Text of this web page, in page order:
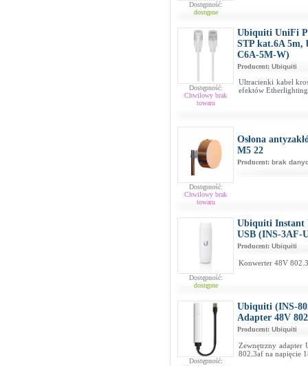
Dostępność:
dostępne
Dostępność:
Chwilowy brak
towaru
Ubiquiti UniFi
STP kat.6A 5m,
C6A-5M-W)
Producent: Ubiquiti
Ultracienki kabel
efektów
Dostępność:
Chwilowy brak
towaru
Osłona
M5 22
Producent: brak
Dostępność:
dostępne
Ubiquiti Instant
USB (INS-3AF-
Producent: Ubiquiti
Konwerter 48V
Dostępność:
Ubiquiti (INS-
Adapter 48V
Producent: Ubiquiti
Zewnętrzny adapter
802.3af na napięcie